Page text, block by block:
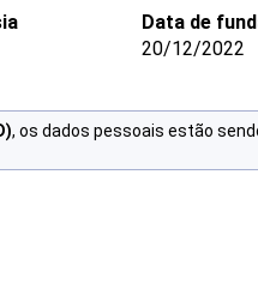
Data de
20/12/2022
, os dados pessoais estão